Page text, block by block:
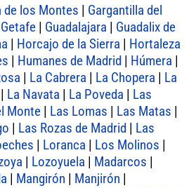
de los Montes | Gargantilla del
Getafe | Guadalajara | Guadalix de
| Horcajo de la Sierra | Hortaleza
| Humanes de Madrid | Húmera |
| La Cabrera | La Chopera | La
| La Navata | La Poveda | Las
Monte | Las Lomas | Las Matas |
| Las Rozas de Madrid | Las
| Loranca | Los Molinos |
| Lozoyuela | Madarcos |
| Mangirón | Manjirón |